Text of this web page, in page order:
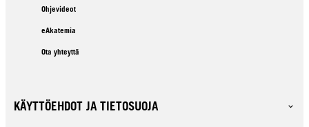
Ohjevideot
eAkatemia
Ota yhteyttä
KÄYTTÖEHDOT JA TIETOSUOJA